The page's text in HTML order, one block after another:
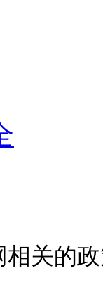
关的